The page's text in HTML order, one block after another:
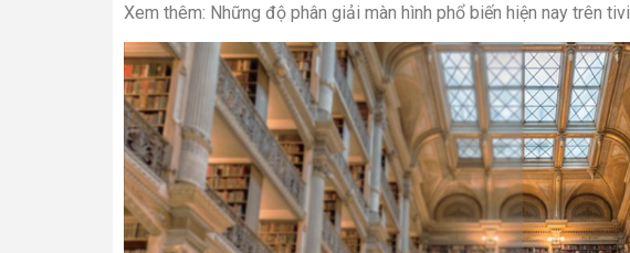
Xem thêm: Những độ phân giải màn hình phổ biến hiện nay trên tivi